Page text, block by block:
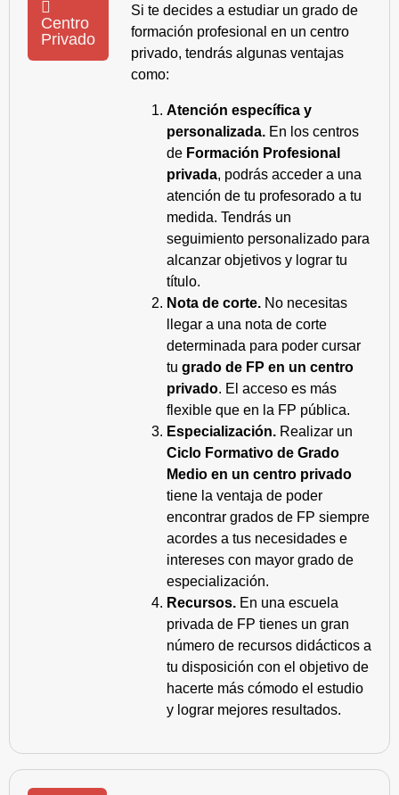
Centro
Privado
Si te decides a estudiar un grado de
formación profesional en un centro
privado, tendrás algunas ventajas
como:
Atención específica y
personalizada. En los centros
de Formación Profesional
privada, podrás acceder a una
atención de tu profesorado a tu
medida. Tendrás un
seguimiento personalizado para
alcanzar objetivos y lograr tu
título.
Nota de corte. No necesitas
llegar a una nota de corte
determinada para poder cursar
tu grado de FP en un centro
privado. El acceso es más
flexible que en la FP pública.
Especialización. Realizar un
Ciclo Formativo de Grado
Medio en un centro privado
tiene la ventaja de poder
encontrar grados de FP siempre
acordes a tus necesidades e
intereses con mayor grado de
especialización.
Recursos. En una escuela
privada de FP tienes un gran
número de recursos didácticos a
tu disposición con el objetivo de
hacerte más cómodo el estudio
y lograr mejores resultados.